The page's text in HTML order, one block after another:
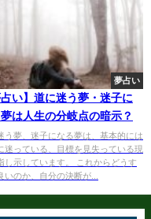
夢占い
占い】道に迷う夢・迷子に
は人生の分岐点の暗示？
う夢、迷子になる夢は、基本的には
迷っている、目標を見失っている現
し示しています。 これからどうす
いのか、自分の決断が...